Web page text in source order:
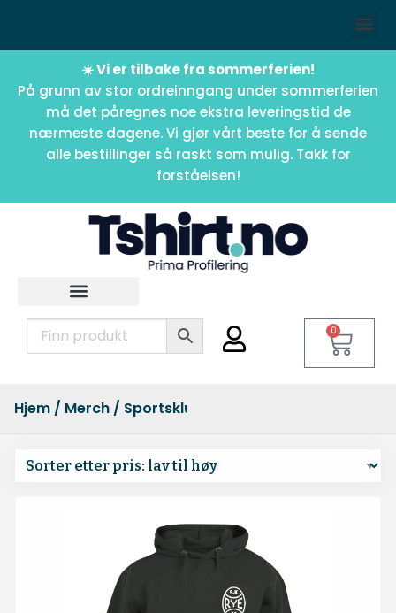
☀️ Vi er tilbake fra sommerferien!
På grunn av stor ordreinngang under sommerferien
må det påregnes noe ekstra leveringstid de
nærmeste dagene. Vi gjør vårt beste for å sende
alle bestillinger så raskt som mulig. Takk for
forståelsen!
0
Hjem / Merch / Sportsklubben Rye